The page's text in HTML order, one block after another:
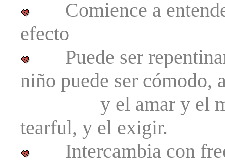
Comience a
efecto
Puede ser
niño puede ser cómodo,
y el amar y el
tearful, y el exigir.
Intercambia con